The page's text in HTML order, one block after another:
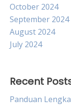
October 2024
September 2024
August 2024
July 2024
Recent
Panduan